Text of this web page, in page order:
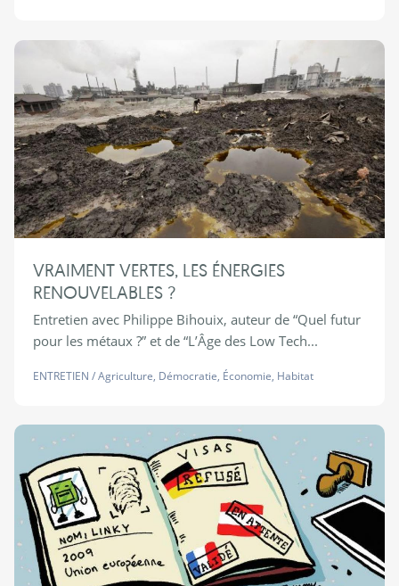
VRAIMENT VERTES, LES ÉNERGIES
RENOUVELABLES ?
Entretien avec Philippe Bihouix, auteur de “Quel futur
pour les métaux ?” et de “L’Âge des Low Tech...
ENTRETIEN /Agriculture, Démocratie, Économie, Habitat